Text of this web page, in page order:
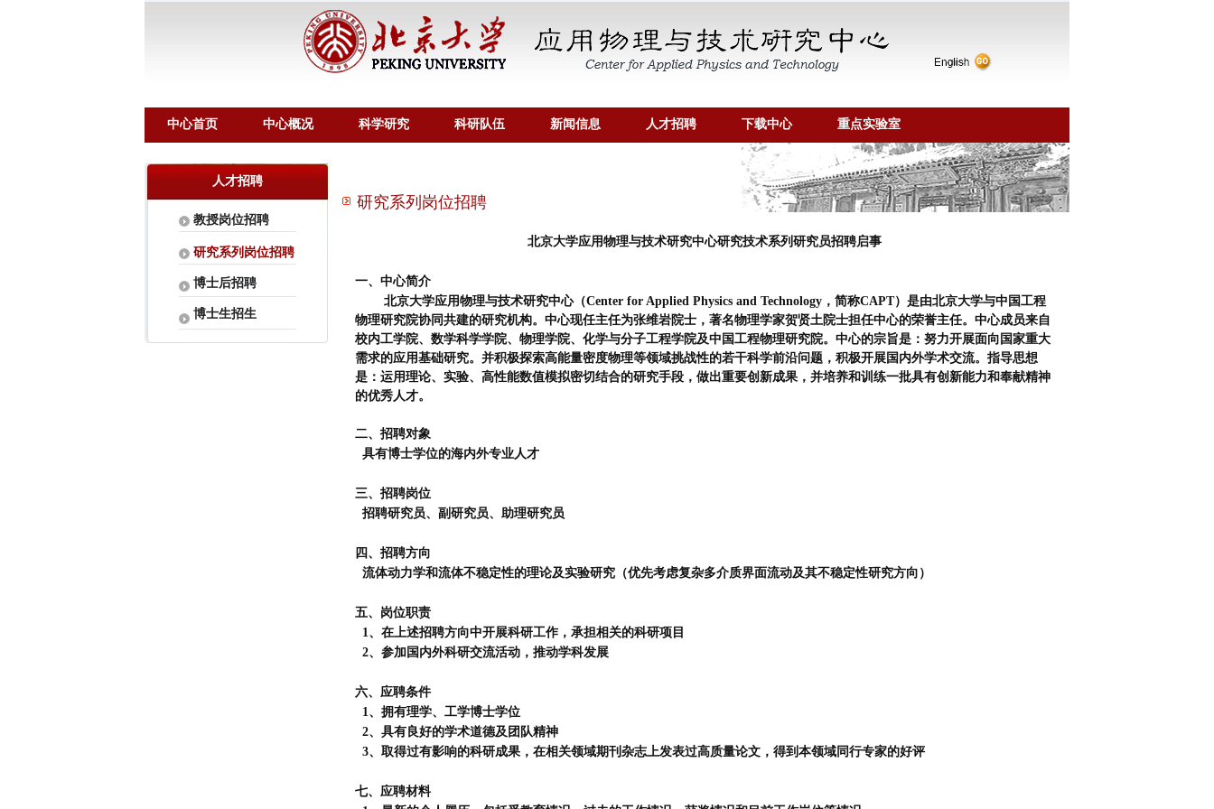
中心首页 中心概况 科学研究 科研队伍 新闻信息 人才招聘 下载中心 重点实验室
人才招聘
教授岗位招聘
研究系列岗位招聘
博士后招聘
博士生招生
研究系列岗位招聘
北京大学应用物理与技术研究中心研究技术系列研究员招聘启事
一、中心简介
北京大学应用物理与技术研究中心（Center for Applied Physics and Technology，简称CAPT）是由北京大学与中国工程
物理研究院协同共建的研究机构。中心现任主任为张维岩院士，著名物理学家贺贤土院士担任中心的荣誉主任。中心成员来自
校内工学院、数学科学学院、物理学院、化学与分子工程学院及中国工程物理研究院。中心的宗旨是：努力开展面向国家重大
需求的应用基础研究。并积极探索高能量密度物理等领域挑战性的若干科学前沿问题，积极开展国内外学术交流。指导思想
是：运用理论、实验、高性能数值模拟密切结合的研究手段，做出重要创新成果，并培养和训练一批具有创新能力和奉献精神
的优秀人才。
二、招聘对象
具有博士学位的海内外专业人才
三、招聘岗位
招聘研究员、副研究员、助理研究员
四、招聘方向
流体动力学和流体不稳定性的理论及实验研究（优先考虑复杂多介质界面流动及其不稳定性研究方向）
五、岗位职责
1、在上述招聘方向中开展科研工作，承担相关的科研项目
2、参加国内外科研交流活动，推动学科发展
六、应聘条件
1、拥有理学、工学博士学位
2、具有良好的学术道德及团队精神
3、取得过有影响的科研成果，在相关领域期刊杂志上发表过高质量论文，得到本领域同行专家的好评
七、应聘材料